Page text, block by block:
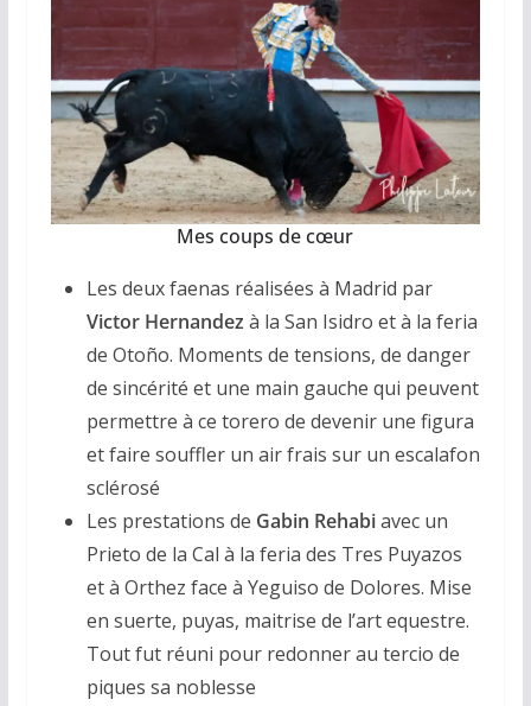
Mes coups de cœur
Les deux faenas réalisées à Madrid par
Victor Hernandez à la San Isidro et à la feria
de Otoño. Moments de tensions, de danger
de sincérité et une main gauche qui peuvent
permettre à ce torero de devenir une figura
et faire souffler un air frais sur un escalafon
sclérosé
Les prestations de Gabin Rehabiavec un
Prieto de la Cal à la feria des Tres Puyazos
et à Orthez face à Yeguiso de Dolores. Mise
en suerte, puyas, maitrise de l’art equestre.
Tout fut réuni pour redonner au tercio de
piques sa noblesse